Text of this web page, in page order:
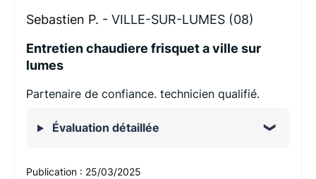
Sebastien P. - VILLE-SUR-LUMES (08)
Entretien chaudiere frisquet a ville sur
lumes
Partenaire de confiance. technicien qualifié.
Évaluation détaillée
Publication : 25/03/2025